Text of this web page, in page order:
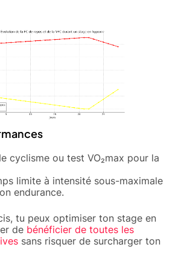
cyclisme ou test VO₂max pour la
limite à intensité sous-maximale
endurance.
tu peux optimiser ton stage en
de bénéficier de toutes les
sans risquer de surcharger ton